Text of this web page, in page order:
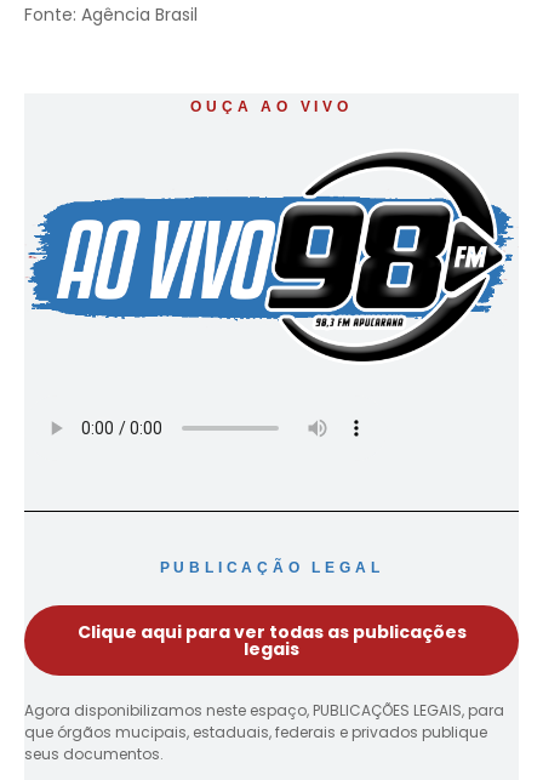
Fonte: Agência Brasil
OUÇA AO VIVO
PUBLICAÇÃO LEGAL
Clique aqui para ver todas as publicações
legais
Agora disponibilizamos neste espaço, PUBLICAÇÕES LEGAIS, para
que órgãos mucipais, estaduais, federais e privados publique
seus documentos.